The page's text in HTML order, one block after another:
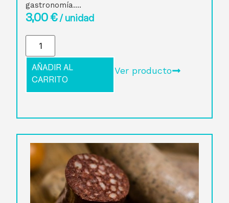
gastronomía....
3,00€/ unidad
AÑADIR AL
CARRITO
Ver producto